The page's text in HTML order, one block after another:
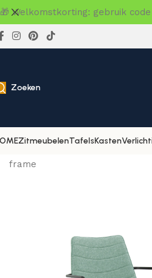
Zoeken
ZitmeubelenTafelsKasten
frame
🎁 Welkomstkorting: gebruik